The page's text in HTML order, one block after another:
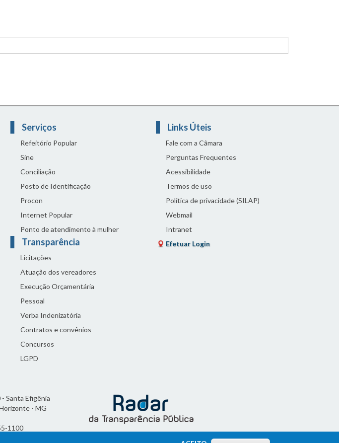
Serviços
Refeitório Popular
Sine
Conciliação
Posto de Identificação
Procon
Internet Popular
Ponto de atendimento à mulher
Transparência
Licitações
Atuação dos vereadores
Execução Orçamentária
Pessoal
Verba Indenizatória
Contratos e convênios
Concursos
LGPD
Links Úteis
Fale com a Câmara
Perguntas Frequentes
Acessibilidade
Termos de uso
Política de privacidade (SILAP)
Webmail
Intranet
Efetuar Login
Santa Efigênia
- MG
1100